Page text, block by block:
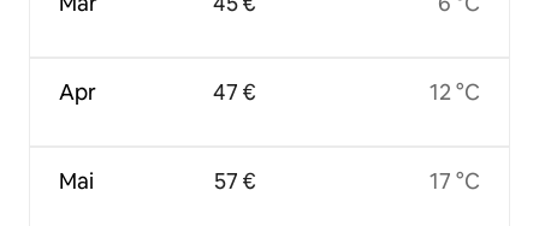
Apr
Mai
47 €
57 €
12 °C
17 °C